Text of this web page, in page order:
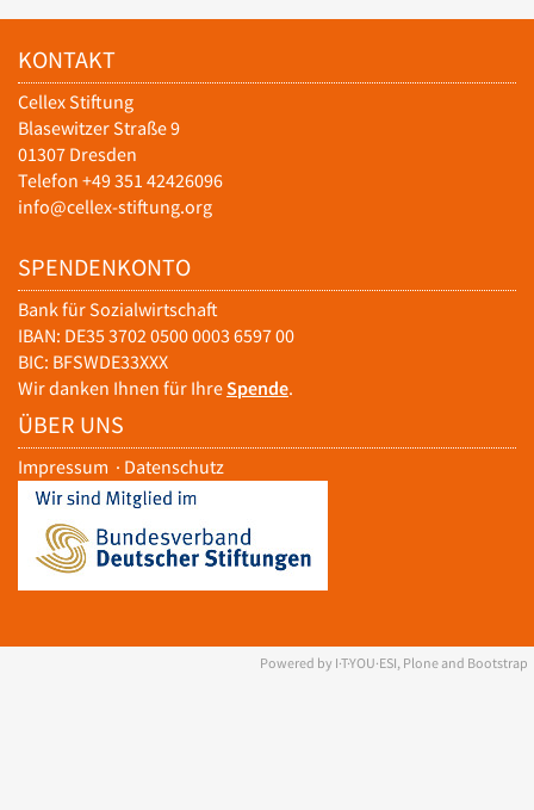
KONTAKT
Cellex Stiftung
Blasewitzer Straße 9
01307 Dresden
Telefon +49 351 42426096
info@cellex-stiftung.org
SPENDENKONTO
Bank für Sozialwirtschaft
IBAN: DE35 3702 0500 0003 6597 00
BIC: BFSWDE33XXX
Wir danken Ihnen für IhreSpende.
ÜBER UNS
Impressum · Datenschutz
Powered by I·T·YOU·ESI, Plone and Bootstrap